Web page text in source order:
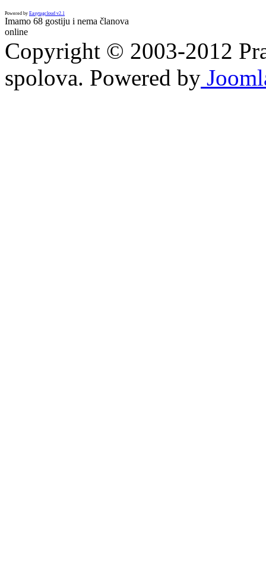
Powered by Easytagcloud v2.1
Imamo 68 gostiju i nema članova
online
Copyright © 2003-2012
spolova. Powered by